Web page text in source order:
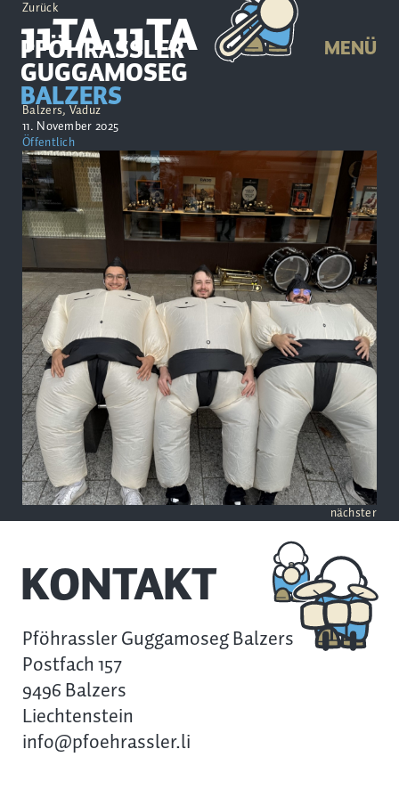
PFÖHRASSLER
GUGGAMOSEG
BALZERS
MENÜ
Zurück
11TA 11TA
Balzers, Vaduz
11. November 2025
Öffentlich
nächster
KONTAKT
Pföhrassler Guggamoseg Balzers
Postfach 157
9496 Balzers
Liechtenstein
info@pfoehrassler.li